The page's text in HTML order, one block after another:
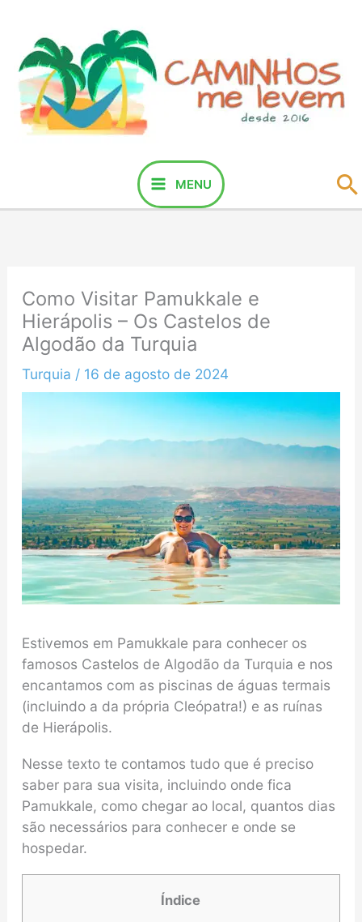
conteúdo
MENU
Como Visitar Pamukkale e
Hierápolis – Os Castelos de
Algodão da Turquia
Turquia / 16 de agosto de 2024
Estivemos em Pamukkale para conhecer os
famosos Castelos de Algodão da Turquia e nos
encantamos com as piscinas de águas termais
(incluindo a da própria Cleópatra!) e as ruínas
de Hierápolis.
Nesse texto te contamos tudo que é preciso
saber para sua visita, incluindo onde fica
Pamukkale, como chegar ao local, quantos dias
são necessários para conhecer e onde se
hospedar.
Índice